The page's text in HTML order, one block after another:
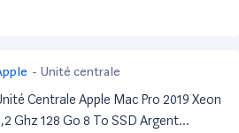
- Unité centrale
Centrale Apple Mac Pro 2019 Xeon
Ghz 128 Go 8 To SSD Argent